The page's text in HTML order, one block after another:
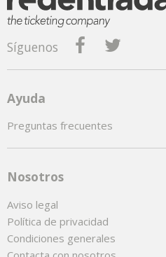
Síguenos
Ayuda
Preguntas frecuentes
Nosotros
Aviso legal
Política de privacidad
Condiciones generales